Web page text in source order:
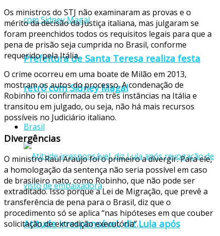
Prefeitura de Santa Teresa realiza festa
retrô com Sidney Magal
Brasil
Atitude irresponsável, diz Lula após
Os ministros do STJ não examinaram as provas e o
mérito da decisão da Justiça italiana, mas julgaram se
foram preenchidos todos os requisitos legais para que a
pena de prisão seja cumprida no Brasil, conforme
requerido pela Itália.
O crime ocorreu em uma boate de Milão em 2013,
mostram os autos do processo. A condenação de
Robinho foi confirmada em três instâncias na Itália e
transitou em julgado, ou seja, não há mais recursos
possíveis no Judiciário italiano.
Divergências
O ministro Raul Araújo foi o primeiro a divergir. Para ele,
a homologação da sentença não seria possível em caso
de brasileiro nato, como Robinho, que não pode ser
extraditado. Isso porque a Lei de Migração, que prevê a
transferência de pena para o Brasil, diz que o
procedimento só se aplica “nas hipóteses em que couber
solicitação de extradição executória”.